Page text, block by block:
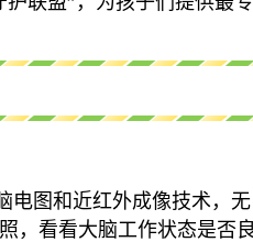
电图和近红外成像技术，无
，看看大脑工作状态是否